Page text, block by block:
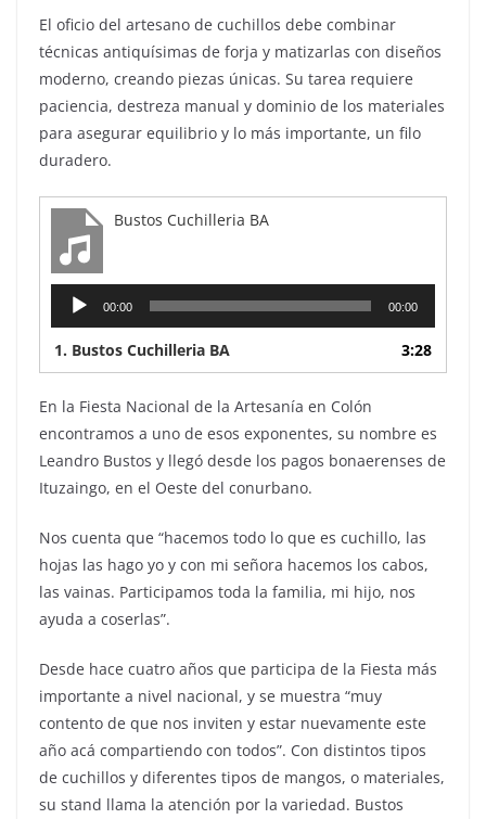
El oficio del artesano de cuchillos debe combinar
técnicas antiquísimas de forja y matizarlas con diseños
moderno, creando piezas únicas. Su tarea requiere
paciencia, destreza manual y dominio de los materiales
para asegurar equilibrio y lo más importante, un filo
duradero.
Bustos Cuchilleria BA
Reproductor
00:00 00:00
1. Bustos Cuchilleria BA 3:28
En la Fiesta Nacional de la Artesanía en Colón
encontramos a uno de esos exponentes, su nombre es
Leandro Bustos y llegó desde los pagos bonaerenses de
Ituzaingo, en el Oeste del conurbano.
Nos cuenta que “hacemos todo lo que es cuchillo, las
hojas las hago yo y con mi señora hacemos los cabos,
las vainas. Participamos toda la familia, mi hijo, nos
ayuda a coserlas”.
Desde hace cuatro años que participa de la Fiesta más
importante a nivel nacional, y se muestra “muy
contento de que nos inviten y estar nuevamente este
año acá compartiendo con todos”. Con distintos tipos
de cuchillos y diferentes tipos de mangos, o materiales,
su stand llama la atención por la variedad. Bustos